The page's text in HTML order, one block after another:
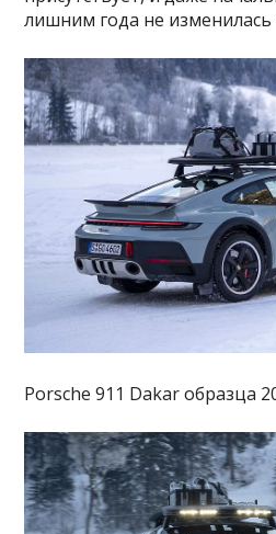
лишним года не
Porsche 911 Dakar образца